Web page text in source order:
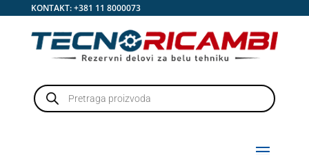
KONTAKT:+381 11 8000073
Products
search